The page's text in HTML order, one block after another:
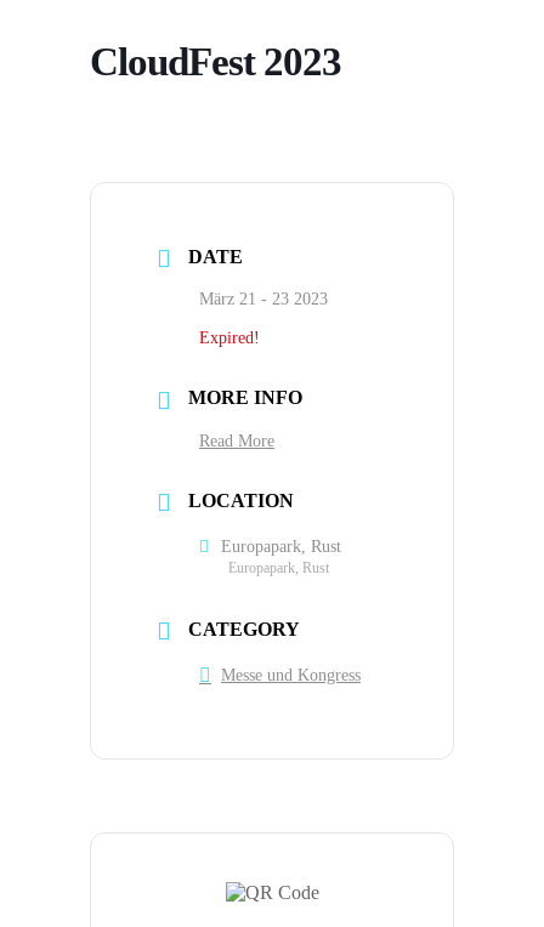
CloudFest 2023
DATE
März 21 - 23 2023
Expired!
MORE INFO
Read More
LOCATION
Europapark, Rust
Europapark, Rust
CATEGORY
Messe und Kongress